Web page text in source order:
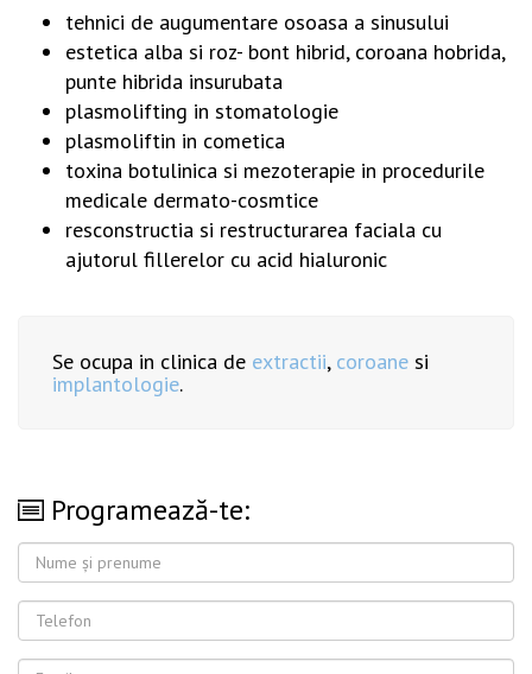
tehnici de augumentare osoasa a sinusului
estetica alba si roz- bont hibrid, coroana hobrida,
punte hibrida insurubata
plasmolifting in stomatologie
plasmoliftin in cometica
toxina botulinica si mezoterapie in procedurile
medicale dermato-cosmtice
resconstructia si restructurarea faciala cu
ajutorul fillerelor cu acid hialuronic
Se ocupa in clinica de extractii, coroane si
implantologie.
Programează-te: